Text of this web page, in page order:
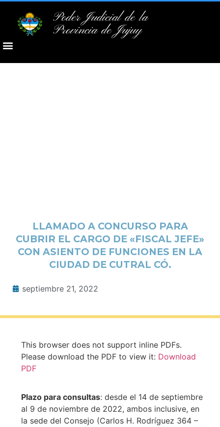
Poder Judicial de la
Provincia de Jujuy
LLAMADO A CONCURSO PARA
CUBRIR EL CARGO DE «FISCAL JEFE»
CON ASIENTO DE FUNCIONES EN LA
CIUDAD DE CUTRAL CÓ.
septiembre 21, 2022
This browser does not support inline PDFs.
Please download the PDF to view it: Download
PDF
Plazo para consultas: desde el 14 de septiembre
al 9 de noviembre de 2022, ambos inclusive, en
la sede del Consejo (Carlos H. Rodríguez 364 –